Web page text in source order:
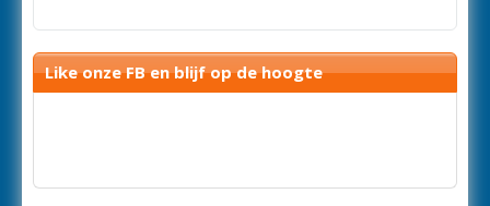
Like onze FB en blijf op de hoogte